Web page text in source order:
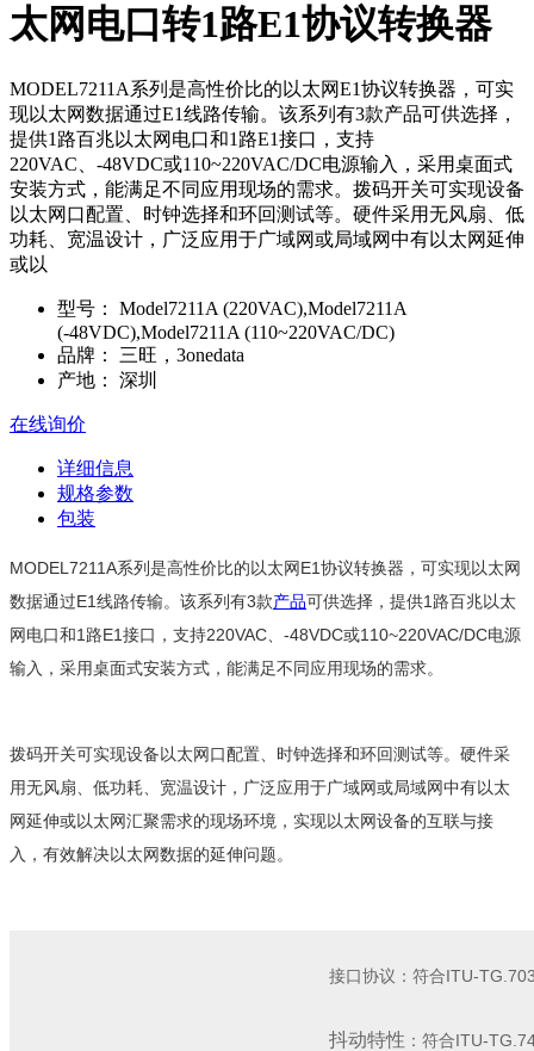
太网电口转1路E1协议转换器
MODEL7211A系列是高性价比的以太网E1协议转换器，可实
现以太网数据通过E1线路传输。该系列有3款产品可供选择，
提供1路百兆以太网电口和1路E1接口，支持
220VAC、-48VDC或110~220VAC/DC电源输入，采用桌面式
安装方式，能满足不同应用现场的需求。拨码开关可实现设备
以太网口配置、时钟选择和环回测试等。硬件采用无风扇、低
功耗、宽温设计，广泛应用于广域网或局域网中有以太网延伸
或以
型号：
Model7211A (220VAC),Model7211A
(-48VDC),Model7211A (110~220VAC/DC)
品牌：
三旺，3onedata
产地：
深圳
在线询价
详细信息
规格参数
包装
MODEL7211A系列是高性价比的以太网E1协议转换器，可实现以太网
数据通过E1线路传输。该系列有3款产品可供选择，提供1路百兆以太
网电口和1路E1接口，支持220VAC、-48VDC或110~220VAC/DC电源
输入，采用桌面式安装方式，能满足不同应用现场的需求。
拨码开关可实现设备以太网口配置、时钟选择和环回测试等。硬件采
用无风扇、低功耗、宽温设计，广泛应用于广域网或局域网中有以太
网延伸或以太网汇聚需求的现场环境，实现以太网设备的互联与接
入，有效解决以太网数据的延伸问题。
接口协议：符合ITU-
抖动特性 ：符合ITU-TG.7